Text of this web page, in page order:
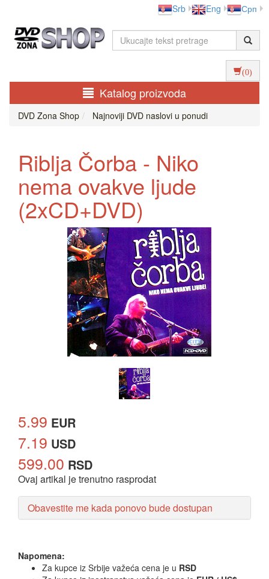
Srb Eng Срп
(0)
Katalog proizvoda
DVD Zona Shop Najnoviji DVD naslovi u ponudi
Riblja Čorba - Niko
nema ovakve ljude
(2xCD+DVD)
5.99 EUR
7.19 USD
599.00 RSD
Ovaj artikal je trenutno rasprodat
Obavestite me kada ponovo bude dostupan
Napomena:
Za kupce iz Srbije važeća cena je u RSD